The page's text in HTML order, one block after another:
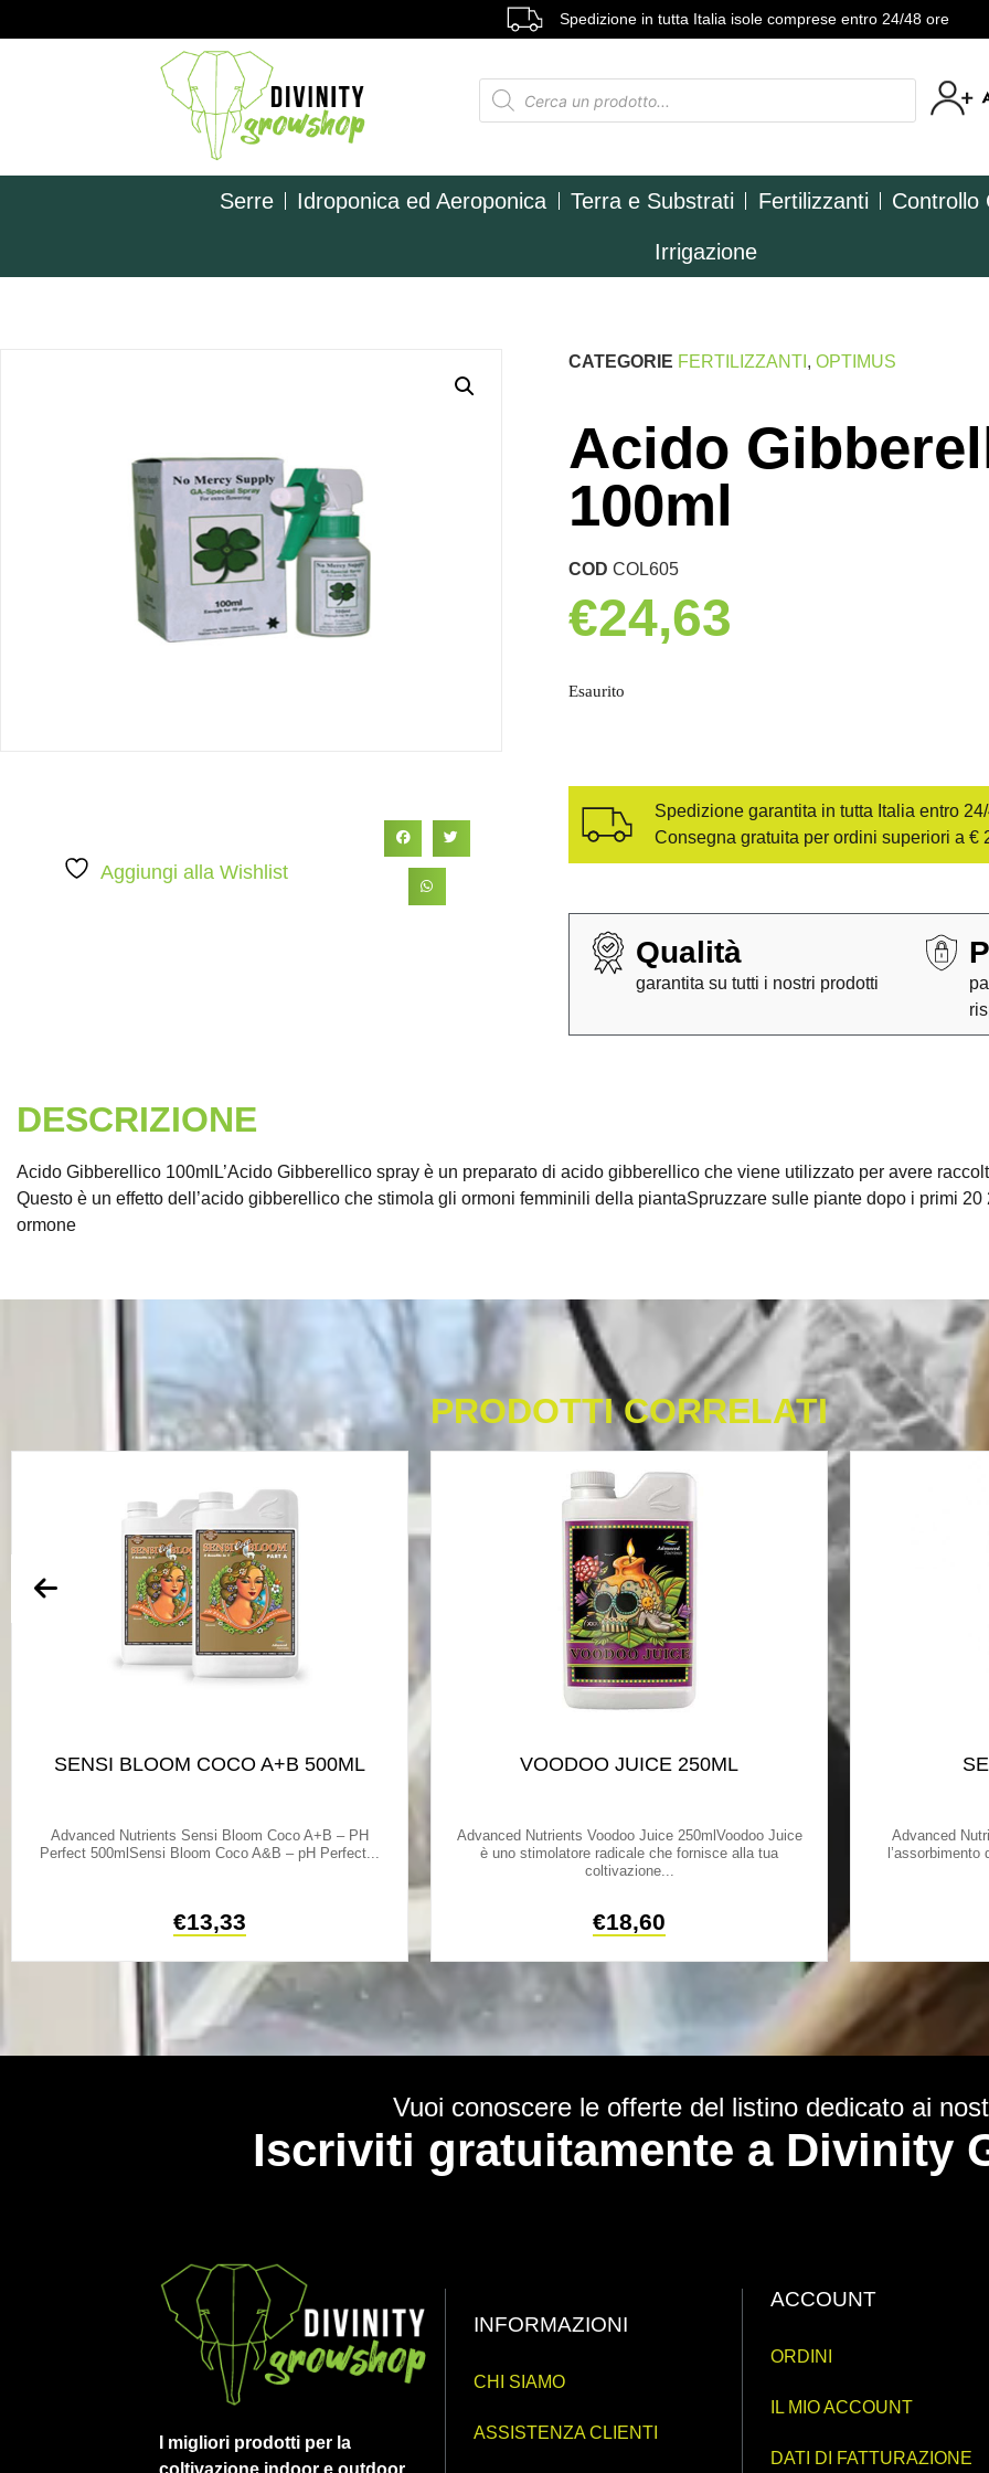
Spedizione in tutta Italia isole comprese entro 24/48 ore
Serre Idroponica ed Aeroponica Terra e Substrati Fertilizzanti Controllo
Irrigazione
Aggiungi alla Wishlist
CATEGORIE FERTILIZZANTI ,OPTIMUS
Acido
100ml
CODCOL605
€24,63
Esaurito
Spedizione garantita in tutta Italia entro
Consegna gratuita per ordini superiori a €
Qualità
garantita su tutti i nostri prodotti
DESCRIZIONE
Acido Gibberellico 100mlL’Acido Gibberellico spray è un preparato di acido gibberellico che viene utilizzato per avere
Questo è un effetto dell’acido gibberellico che stimola gli ormoni femminili della piantaSpruzzare sulle piante dopo i primi
ormone
PRODOTTI CORRELATI
SENSI BLOOM COCO A+B 500ML
Advanced Nutrients Sensi Bloom Coco A+B – PH
Perfect 500mlSensi Bloom Coco A&B – pH Perfect...
€13,33
VOODOO JUICE 250ML
Advanced Nutrients Voodoo Juice 250mlVoodoo Juice
è uno stimolatore radicale che fornisce alla tua
coltivazione...
€18,60
Advanced
l’assorbimento
Vuoi conoscere le offerte del listino dedicato ai
Iscriviti gratuitamente a Divinity
I migliori prodotti per la
INFORMAZIONI
CHI SIAMO
ASSISTENZA CLIENTI
ACCOUNT
ORDINI
IL MIO ACCOUNT
DATI DI FATTURAZIONE